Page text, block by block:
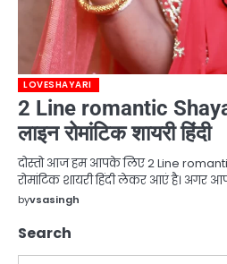
LOVESHAYARI
2 Line romantic
लाइन रोमांटिक शायरी हिंदी
दोस्तो आज हम आपके लिए 2 Line
रोमांटिक शायरी हिंदी लेकर आएं है। अगर
byvsasingh
Search